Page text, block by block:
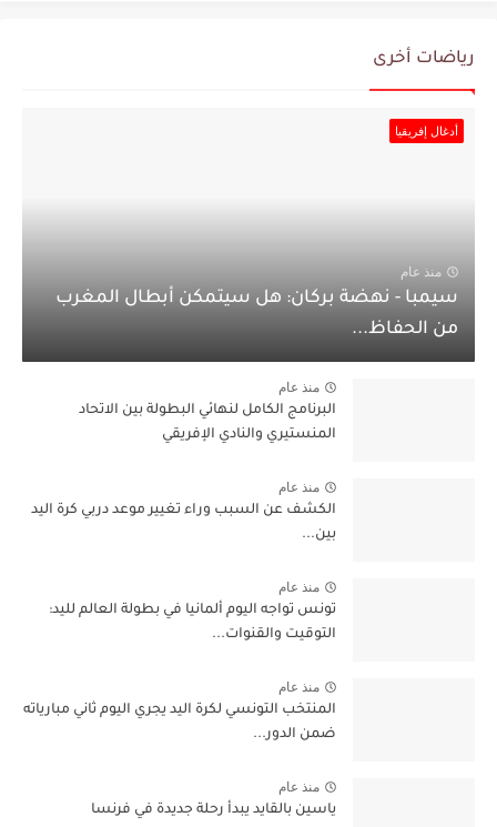
رياضات أخرى
أدغال إفريقيا
منذ عام
سيمبا - نهضة بركان: هل سيتمكن أبطال المغرب
من الحفاظ...
منذ عام
البرنامج الكامل لنهائي البطولة بين الاتحاد
المنستيري والنادي الإفريقي
منذ عام
الكشف عن السبب وراء تغيير موعد دربي كرة اليد
بين...
منذ عام
تونس تواجه اليوم ألمانيا في بطولة العالم لليد:
التوقيت والقنوات...
منذ عام
المنتخب التونسي لكرة اليد يجري اليوم ثاني مبارياته
ضمن الدور...
منذ عام
ياسين بالقايد يبدأ رحلة جديدة في فرنسا